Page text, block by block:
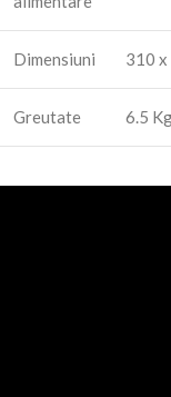
Dimensiuni 310 x
Greutate 6.5